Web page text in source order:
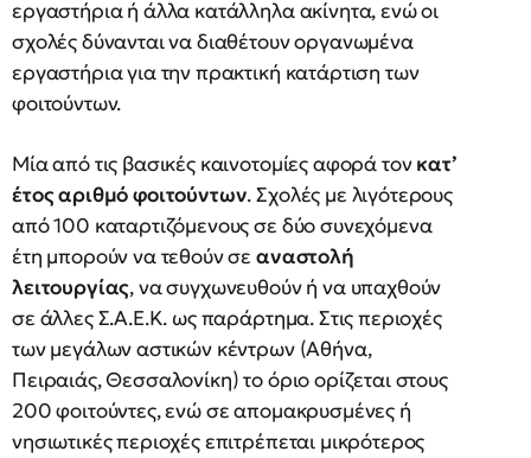
εργαστήρια ή άλλα κατάλληλα ακίνητα, ενώ οι
σχολές δύνανται να διαθέτουν οργανωμένα
εργαστήρια για την πρακτική κατάρτιση των
φοιτούντων.
Μία από τις βασικές καινοτομίες αφορά τονκατ’
έτος αριθμό φοιτούντων. Σχολές με λιγότερους
από 100 καταρτιζόμενους σε δύο συνεχόμενα
έτη μπορούν να τεθούν σε αναστολή
λειτουργίας, να συγχωνευθούν ή να υπαχθούν
σε άλλες Σ.Α.Ε.Κ. ως παράρτημα. Στις περιοχές
των μεγάλων αστικών κέντρων (Αθήνα,
Πειραιάς, Θεσσαλονίκη) το όριο ορίζεται στους
200 φοιτούντες, ενώ σε απομακρυσμένες ή
νησιωτικές περιοχές επιτρέπεται μικρότερος